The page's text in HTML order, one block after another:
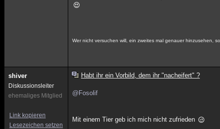
Wer nicht versuchen will, ein zweites mal genauer hinzusehen,
shiver
Diskussionsleiter
ehemaliges Mitglied
Link kopieren
Lesezeichen setzen
Habt ihr ein Vorbild, dem ihr "nacheifert" ?
@Fosolif
Mit einem Tier geb ich mich nicht zufrieden